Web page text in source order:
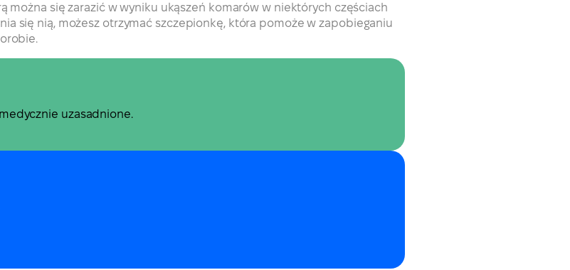
się zarazić w wyniku ukąszeń komarów w niektórych częściach
się nią, możesz otrzymać szczepionkę, która pomoże w zapobieganiu
uzasadnione.